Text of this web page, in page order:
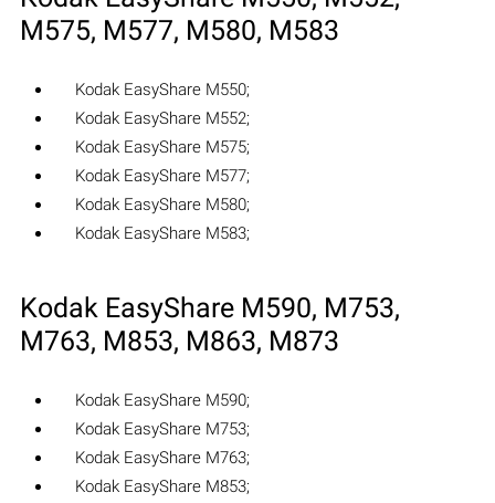
M575‎, M577‎, M580‎, M583‎
Kodak EasyShare M550‎;
Kodak EasyShare M552‎;
Kodak EasyShare M575‎;
Kodak EasyShare M577‎;
Kodak EasyShare M580‎;
Kodak EasyShare M583‎;
Kodak EasyShare M590‎, M753‎,
M763‎, M853‎, M863‎, M873‎
Kodak EasyShare M590‎;
Kodak EasyShare M753‎;
Kodak EasyShare M763‎;
Kodak EasyShare M853‎;